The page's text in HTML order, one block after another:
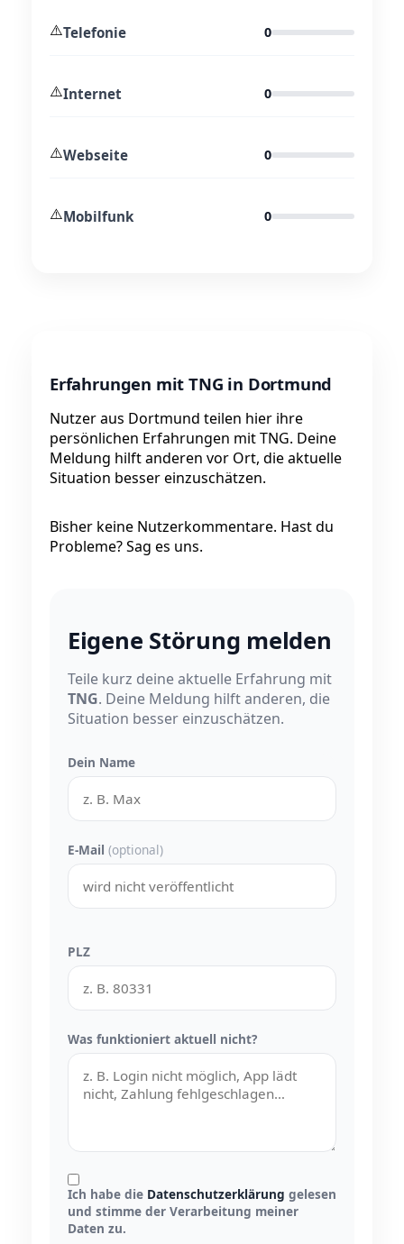
⚠️Telefonie 0
⚠️Internet 0
⚠️Webseite 0
⚠️Mobilfunk 0
Erfahrungen mit TNG in Dortmund
Nutzer aus Dortmund teilen hier ihre
persönlichen Erfahrungen mit TNG. Deine
Meldung hilft anderen vor Ort, die aktuelle
Situation besser einzuschätzen.
Bisher keine Nutzerkommentare. Hast du
Probleme? Sag es uns.
Eigene Störung melden
Teile kurz deine aktuelle Erfahrung mit
TNG. Deine Meldung hilft anderen, die
Situation besser einzuschätzen.
Dein Name
E-Mail (optional)
PLZ
Was funktioniert aktuell nicht?
Ich habe die Datenschutzerklärung gelesen
und stimme der Verarbeitung meiner
Daten zu.